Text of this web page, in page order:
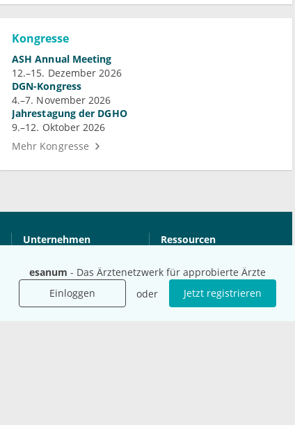
esanum - Das Ärztenetzwerk für approbierte Ärzte
Einloggen
oder Jetzt registrieren
Kongresse
ASH Annual Meeting
12.–15. Dezember 2026
DGN-Kongress
4.–7. November 2026
Jahrestagung der DGHO
9.–12. Oktober 2026
Mehr Kongresse
Unternehmen
Für Unternehmen
Für Agenturen
Mediadaten
Ressourcen
Hilfe